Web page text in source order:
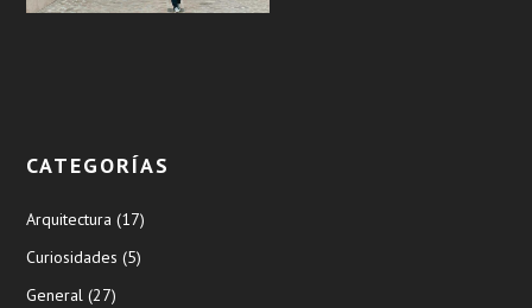
CATEGORÍAS
Arquitectura (17)
Curiosidades (5)
General (27)